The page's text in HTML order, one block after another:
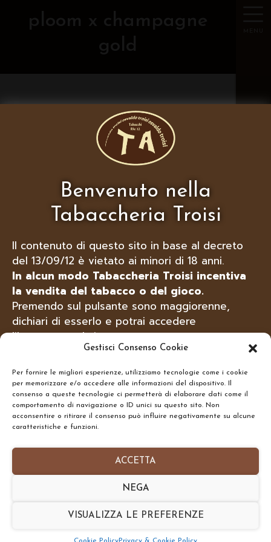
Gestisci Consenso Cookie
Per fornire le migliori esperienze, utilizziamo tecnologie come i cookie
per memorizzare e/o accedere alle informazioni del dispositivo. Il
consenso a queste tecnologie ci permetterà di elaborare dati come il
comportamento di navigazione o ID unici su questo sito. Non
acconsentire o ritirare il consenso può influire negativamente su alcune
caratteristiche e funzioni.
ACCETTA
NEGA
VISUALIZZA LE PREFERENZE
CERCA
FILTRA PER MARCA
Sorry, nothing to see here...
pagina, hai dichiarato di essere
maggiorenne, in caso contrariochiudi il
sito
Tutti i servizi ed i prodotti offerti sono
solo a scopo informativo,
tabacchitroisi.it non vende e non offre
questi servizi online, ma solo presso il suo
punto vendita fisico ed ai +18 anni.
Troisi Osvaldo • Via Belvedere, 1 - 84091 -
Battipaglia (SA)
N.Rea: SA-437591 • P.IVA: IT05332240653
Preferenze Cookie Policy
Copyright © 2026- tabacchitroisi.it. Tutti i diritti
Benvenuto nella
Tabaccheria Troisi
Il contenuto di questo sito in base al decreto
del 13/09/12 è vietato ai minori di 18 anni.
In alcun modo Tabaccheria Troisi incentiva
la vendita del tabacco o del gioco.
Premendo sul pulsante sono maggiorenne,
dichiari di esserlo e potrai accedere
liberamente al sito.
SONO MAGGIORENNE
NON SONO MAGGIORENNE